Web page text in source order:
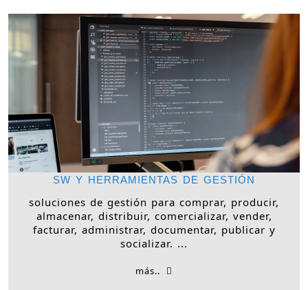
SW Y HERRAMIENTAS DE GESTIÓN
soluciones de gestión para comprar, producir,
almacenar, distribuir, comercializar, vender,
facturar, administrar, documentar, publicar y
socializar. ...
más..